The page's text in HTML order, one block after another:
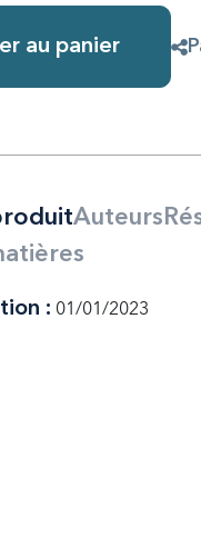
au panier
Auteurs
: 01/01/2023